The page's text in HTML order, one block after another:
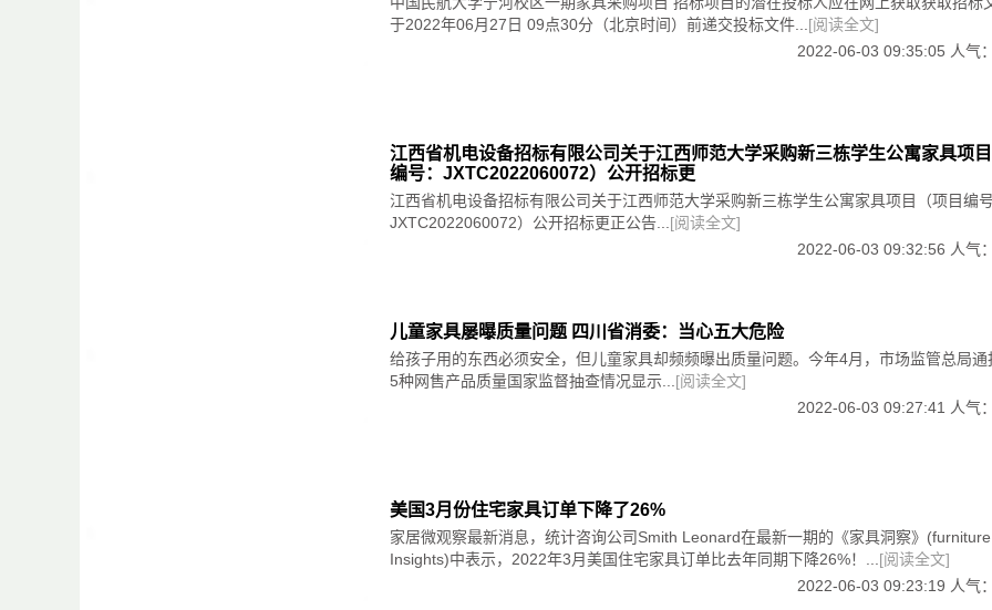
集实用、观赏、保值于一体，年代久远、品质上乘的中国传统红木家具，是中外收藏家梦寐以求的珍品。
加之红木资源匮乏，红木的生长周期又非常漫长，少则几百年，多达上千年。
这些企业往往具备几个共同特征：
（3）高端定位。服务高收入阶层。
（4）经营良好口碑。赢得高比例的老客户支持，有一只长期跟随的经销商客户团队。
由于我国市场的庞大与消费的多元性，在未来的时间，留给这种特色品牌的机会依然很多，尤其是差异化竞争优
势明显的软体家具品牌，发展空间广阔。大而全与小而美将长期共存，部分小而美终会长成参天大树。
于2022年06月27日 09点30分（北京时间）前递交投标文件... [阅读全文]
2022-06-03 09:35:05 人气
江西省机电设备招标有限公司关于江西师范大学采购新三栋学生公寓家具项
编号：JXTC2022060072）公开招标更
江西省机电设备招标有限公司关于江西师范大学采购新三栋学生公寓家具项目（项目编号
JXTC2022060072）公开招标更正公告... [阅读全文]
2022-06-03 09:32:56 人气
儿童家具屡曝质量问题 四川省消委：当心五大危险
给孩子用的东西必须安全，但儿童家具却频频曝出质量问题。今年4月，市场监管总局
5种网售产品质量国家监督抽查情况显示... [阅读全文]
2022-06-03 09:27:41 人气
美国3月份住宅家具订单下降了26%
家居微观察最新消息，统计咨询公司Smith Leonard在最新一期的《家具洞察》(furniture
Insights)中表示，2022年3月美国住宅家具订单比去年同期下降26%！... [阅读全文]
2022-06-03 09:23:19 人气